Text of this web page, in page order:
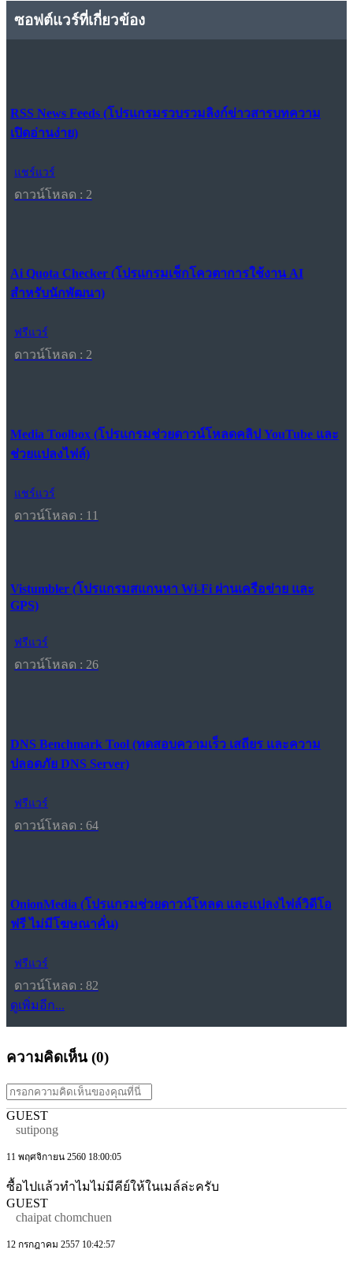
ซอฟต์แวร์ที่เกี่ยวข้อง
RSS News Feeds (โปรแกรมรวบรวมลิงก์ข่าวสารบทความ
เปิดอ่านง่าย)
แชร์แวร์
ดาวน์โหลด : 2
Ai Quota Checker (โปรแกรมเช็กโควตาการใช้งาน AI
สำหรับนักพัฒนา)
ฟรีแวร์
ดาวน์โหลด : 2
Media Toolbox (โปรแกรมช่วยดาวน์โหลดคลิป YouTube และ
ช่วยแปลงไฟล์)
แชร์แวร์
ดาวน์โหลด : 11
Vistumbler (โปรแกรมสแกนหา Wi-Fi ผ่านเครือข่าย และ
GPS)
ฟรีแวร์
ดาวน์โหลด : 26
DNS Benchmark Tool (ทดสอบความเร็ว เสถียร และความ
ปลอดภัย DNS Server)
ฟรีแวร์
ดาวน์โหลด : 64
OnionMedia (โปรแกรมช่วยดาวน์โหลด และแปลงไฟล์วิดีโอ
ฟรี ไม่มีโฆษณาคั่น)
ฟรีแวร์
ดาวน์โหลด : 82
ดูเพิ่มอีก...
ความคิดเห็น (0)
GUEST
sutipong
11 พฤศจิกายน 2560 18:00:05
ซื้อไปเเล้วทำไมไม่มีคีย์ให้ในเมล์ล่ะครับ
GUEST
chaipat chomchuen
12 กรกฎาคม 2557 10:42:57